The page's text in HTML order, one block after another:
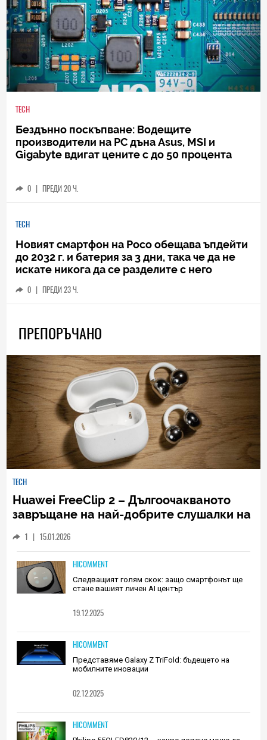
TECH
Бездънно поскъпване: Водещите
производители на РС дъна Asus, MSI и
Gigabyte вдигат цените с до 50 процента
0 | ПРЕДИ 20 Ч.
TECH
Новият смартфон на Poco обещава ъпдейти
до 2032 г. и батерия за 3 дни, така че да не
искате никога да се разделите с него
0 | ПРЕДИ 23 Ч.
ПРЕПОРЪЧАНО
TECH
Huawei FreeClip 2 – Дългоочакваното
завръщане на най-добрите слушалки на
1 | 15.01.2026
HICOMMENT
Следващият голям скок: защо смартфонът ще
стане вашият личен AI център
19.12.2025
HICOMMENT
Представяме Galaxy Z TriFold: бъдещето на
мобилните иновации
02.12.2025
HICOMMENT